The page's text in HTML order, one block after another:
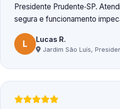
Presidente Prudente‑SP.
segura e funcionamento
L Lucas R.
Jardim São Luís,